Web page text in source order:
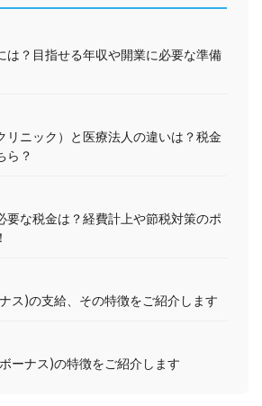
は？目指せる年収や開業に必要な準備
リニック）と医療法人の違いは？税金
ら？
要な税金は？経費計上や節税対策のポ
ス)の支給、その特徴をご紹介します
ーナス)の特徴をご紹介します